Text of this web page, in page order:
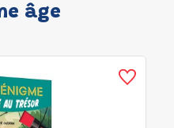
âge